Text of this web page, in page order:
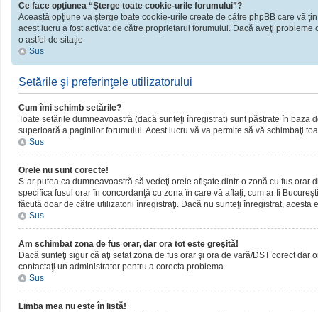
Ce face opţiunea “Şterge toate cookie-urile forumului”?
Această opţiune va şterge toate cookie-urile create de către phpBB care vă
acest lucru a fost activat de către proprietarul forumului. Dacă aveţi
o astfel de sitaţie
Sus
Setările şi preferinţele utilizatorului
Cum îmi schimb setările?
Toate setările dumneavoastră (dacă sunteţi înregistrat) sunt păstrate în
superioară a paginilor forumului. Acest lucru vă va permite să vă schimbaţi
Sus
Orele nu sunt corecte!
S-ar putea ca dumneavoastră să vedeţi orele afişate dintr-o zonă cu fus
specifica fusul orar în concordanţă cu zona în care vă aflaţi, cum ar fi
făcută doar de către utilizatorii înregistraţi. Dacă nu sunteţi înregistrat, acesta
Sus
Am schimbat zona de fus orar, dar ora tot este greşită!
Dacă sunteţi sigur că aţi setat zona de fus orar şi ora de vară/DST corect
contactaţi un administrator pentru a corecta problema.
Sus
Limba mea nu este în listă!